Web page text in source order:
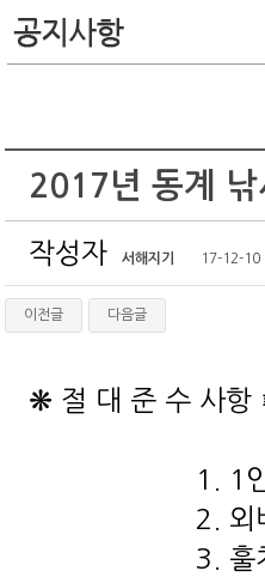
2017년 동계 낚
작성자 서해지기 17-12-10
이전글 다음글
❋ 절 대 준 수 사항
1. 1인 1대
2. 외바늘 채
3. 훌치기